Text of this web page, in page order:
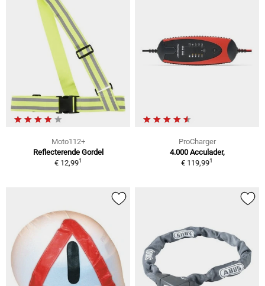
Moto112+
Reflecterende Gordel
€ 12,991
ProCharger
4.000 Acculader,
€ 119,991